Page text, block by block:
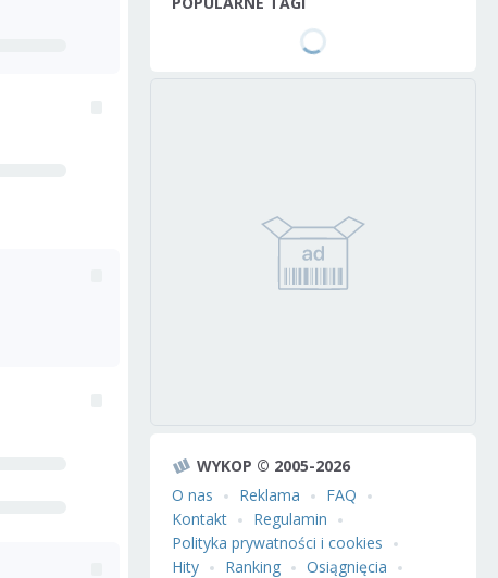
WYKOP © 2005-2026
O nas
Reklama
FAQ
Kontakt
Regulamin
Polityka prywatności i cookies
Hity
Ranking
Osiągnięcia